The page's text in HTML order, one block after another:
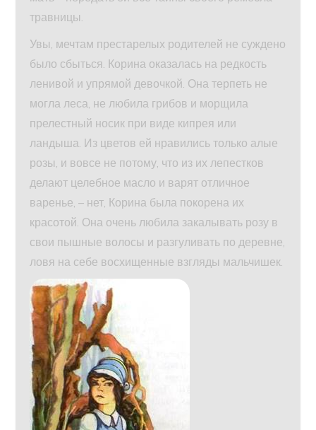
травницы.
Увы, мечтам престарелых родителей не суждено
было сбыться. Корина оказалась на редкость
ленивой и упрямой девочкой. Она терпеть не
могла леса, не любила грибов и морщила
прелестный носик при виде кипрея или
ландыша. Из цветов ей нравились только алые
розы, и вовсе не потому, что из их лепестков
делают целебное масло и варят отличное
варенье, – нет, Корина была покорена их
красотой. Она очень любила закалывать розу в
свои пышные волосы и разгуливать по деревне,
ловя на себе восхищенные взгляды мальчишек.